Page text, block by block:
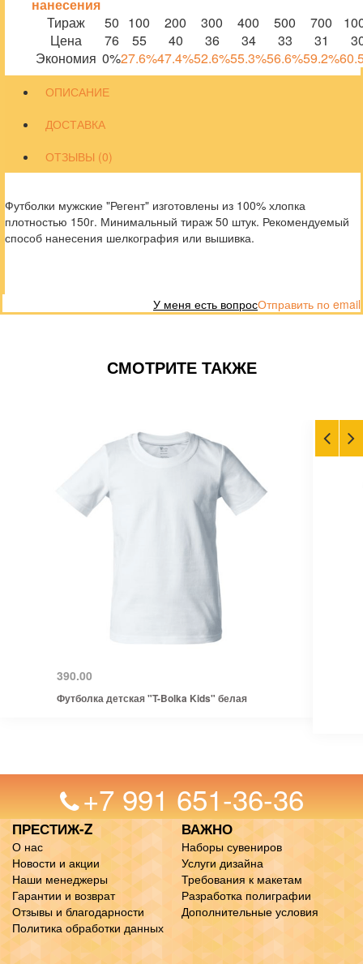
нанесения
Тираж
50 100 200 300 400 500 700
Цена
76 55 40 36 34 33 31
Экономия 0%27.6%47.4%52.6%55.3%56.6%59.2%
ОПИСАНИЕ
ДОСТАВКА
ОТЗЫВЫ (0)
Футболки мужские "Регент" изготовлены из 100% хлопка
плотностью 150г. Минимальный тираж 50 штук. Рекомендуемый
способ нанесения шелкография или вышивка.
Отправить по email
У меня есть вопрос
СМОТРИТЕ ТАКЖЕ
390.00
Футболка детская "T-Bolka Kids" белая
+7 991 651-36-36
ПРЕСТИЖ-Z
О нас
Новости и акции
Наши менеджеры
Гарантии и возврат
Отзывы и благодарности
Политика обработки данных
ВАЖНО
Наборы сувениров
Услуги дизайна
Требования к макетам
Разработка полиграфии
Дополнительные условия